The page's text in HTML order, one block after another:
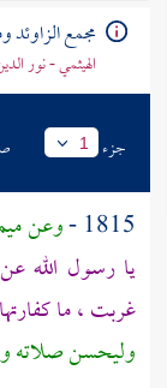
مجمع الزاوئد
الهيثمي - نور
جزء 1
1815 - وعن
يا رسول الله
غربت ، ما
وليحسن صلاته